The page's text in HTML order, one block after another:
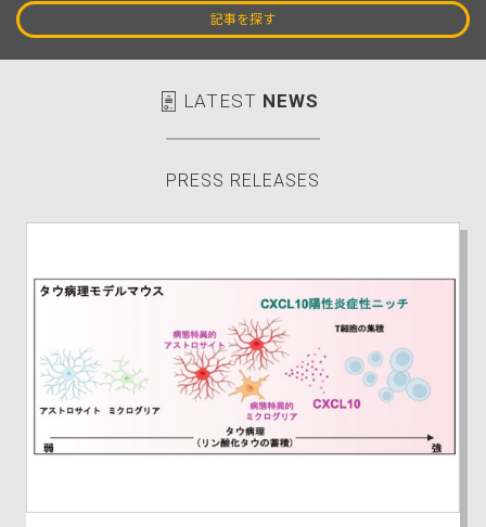
記事を探す
LATEST NEWS
PRESS RELEASES